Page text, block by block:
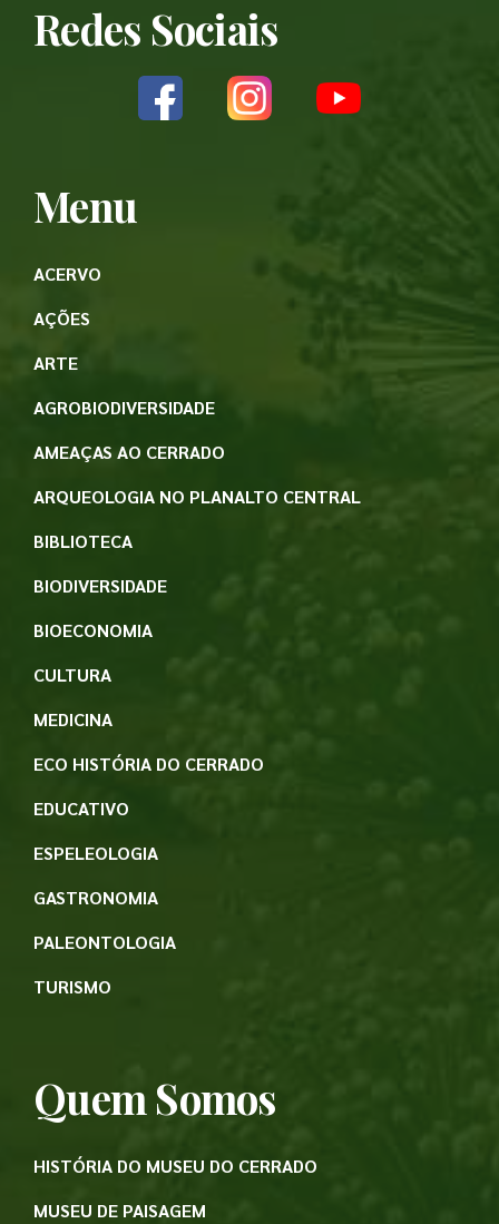
Redes Sociais
Menu
ACERVO
AÇÕES
ARTE
AGROBIODIVERSIDADE
AMEAÇAS AO CERRADO
ARQUEOLOGIA NO PLANALTO CENTRAL
BIBLIOTECA
BIODIVERSIDADE
BIOECONOMIA
CULTURA
MEDICINA
ECO HISTÓRIA DO CERRADO
EDUCATIVO
ESPELEOLOGIA
GASTRONOMIA
PALEONTOLOGIA
TURISMO
Quem Somos
HISTÓRIA DO MUSEU DO CERRADO
MUSEU DE PAISAGEM